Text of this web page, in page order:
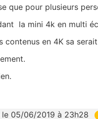
que pour plusieurs
la mini 4k en multi
contenus en 4K sa
le 05/06/2019 à 23h28